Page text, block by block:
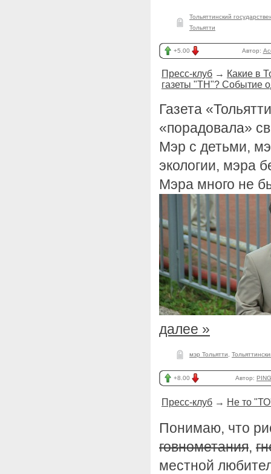
Тольяттинский
Тольятти
+5.00 Автор:
Пресс-клуб → Какие в
газеты "ТН"? Событие
Газета
«порадовала»
Мэр с детьми,
экологии, мэра
Мэра много не
далее »
мэр Тольятти
+8.00 Автор:
Пресс-клуб → Не то
Понимаю, что
говнометания,
местной